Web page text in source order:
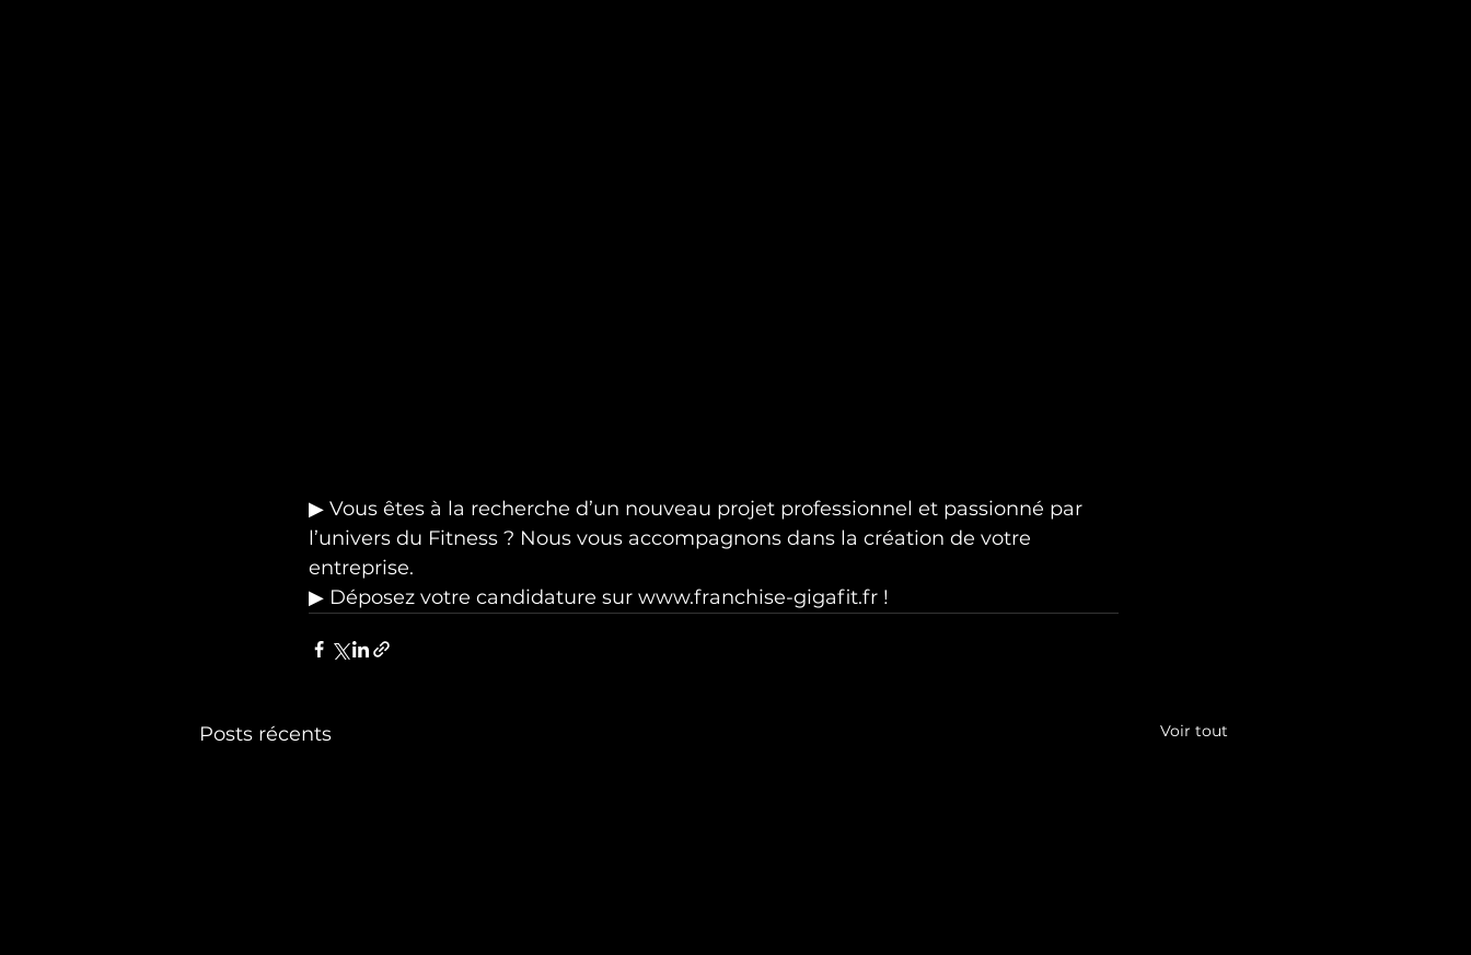
▶ Vous êtes à la recherche d’un nouveau projet professionnel et passionné par
l’univers du Fitness ? Nous vous accompagnons dans la création de votre
entreprise.
▶ Déposez votre candidature sur www.franchise-gigafit.fr !
Posts récents Voir tout